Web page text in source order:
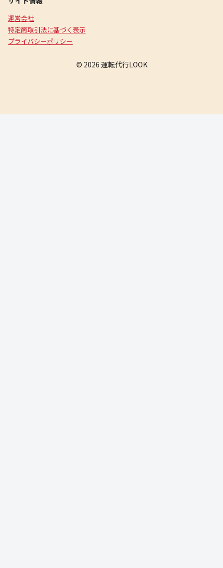
運営会社
特定商取引法に基づく表示
プライバシーポリシー
© 2026 運転代行LOOK